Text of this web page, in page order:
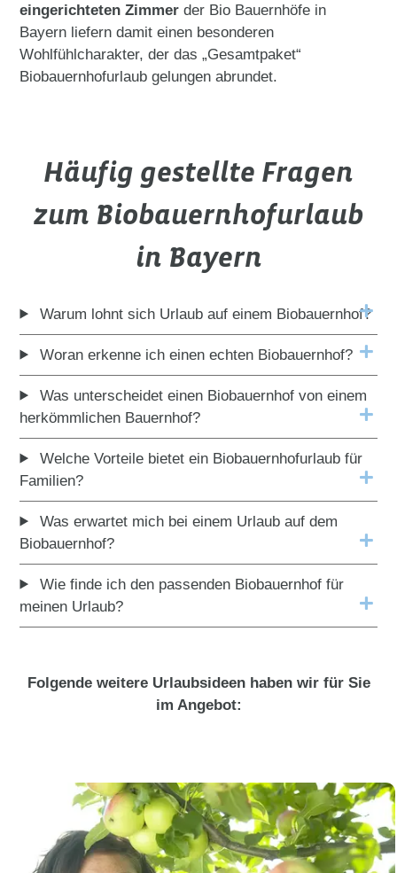
eingerichteten Zimmer der Bio Bauernhöfe in
Bayern liefern damit einen besonderen
Wohlfühlcharakter, der das „Gesamtpaket“
Biobauernhofurlaub gelungen abrundet.
Häufig gestellte Fragen
zum Biobauernhofurlaub
in Bayern
Warum lohnt sich Urlaub auf einem Biobauernhof?
Woran erkenne ich einen echten Biobauernhof?
Was unterscheidet einen Biobauernhof von einem
herkömmlichen Bauernhof?
Welche Vorteile bietet ein Biobauernhofurlaub für
Familien?
Was erwartet mich bei einem Urlaub auf dem
Biobauernhof?
Wie finde ich den passenden Biobauernhof für
meinen Urlaub?
Folgende weitere Urlaubsideen haben wir für Sie
im Angebot: